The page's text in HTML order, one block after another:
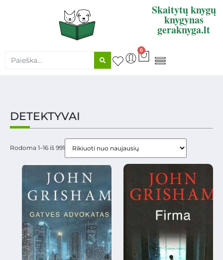
Skaitytų knygų
knygynas
geraknyga.lt
0
DETEKTYVAI
Rodoma 1–16 iš 991